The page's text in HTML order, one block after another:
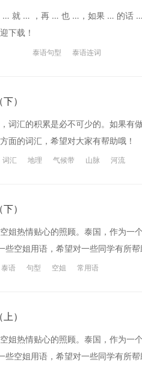
… 就 … ，再 … 也 …，如果 … 的话
下载！
泰语句型 泰语连词
）
词汇的积累是必不可少的。如果有
面的词汇，希望对大家有帮助哦！
词汇 地理 气候带 山脉 河流
）
姐热情贴心的照顾。泰国，作为一
空姐用语，希望对一些同学有所帮
泰语 句型 空姐 常用语
）
姐热情贴心的照顾。泰国，作为一
空姐用语，希望对一些同学有所帮